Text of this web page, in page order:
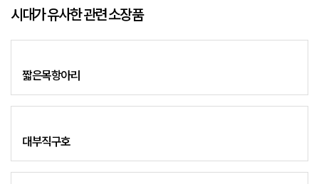
시대가 유사한 관련 소장품
짧은목항아리
대부직구호